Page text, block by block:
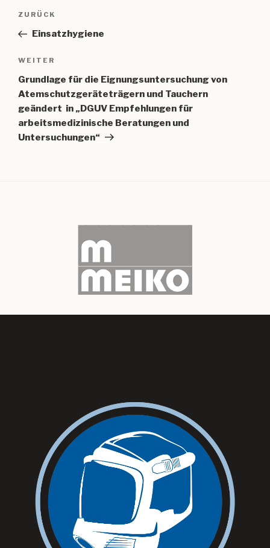
Beitragsnavigation
Vorheriger
Beitrag
ZURÜCK
Einsatzhygiene
Nächster
Beitrag
WEITER
Grundlage für die Eignungsuntersuchung von
Atemschutzgeräteträgern und Tauchern
geändert in „DGUV Empfehlungen für
arbeitsmedizinische Beratungen und
Untersuchungen“